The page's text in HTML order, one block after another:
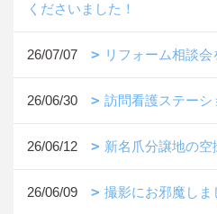
くださいました！
26/07/07 リフォーム相談
26/06/30 訪問看護ステー
26/06/12 新名爪分譲地の空
26/06/09 撮影にお邪魔しま